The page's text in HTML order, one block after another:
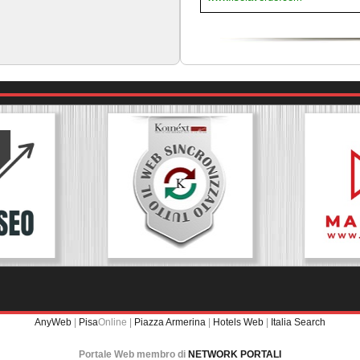
AnyWeb | PisaOnline | Piazza Armerina | Hotels Web | Italia Search
Portale Web membro di NETWORK PORTALI